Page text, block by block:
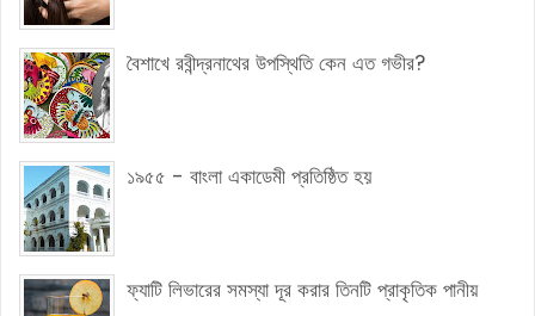
বৈশাখে রবীন্দ্রনাথের উপস্থিতি কেন এত গভীর?
১৯৫৫ - বাংলা একাডেমী প্রতিষ্ঠিত হয়
ফ্যাটি লিভারের সমস্যা দূর করার তিনটি প্রাকৃতিক পানীয়